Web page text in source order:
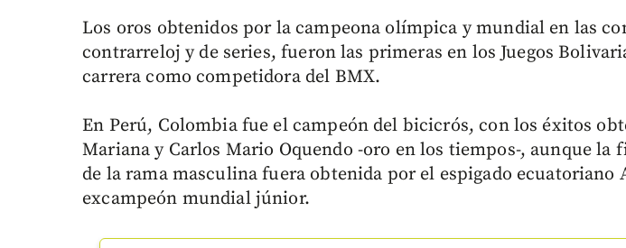
Los oros obtenidos por la campeona olímpica y mundial en las
contrarreloj y de series, fueron las primeras en los Juegos
carrera como competidora del BMX.
En Perú, Colombia fue el campeón del bicicrós, con los éxitos
Mariana y Carlos Mario Oquendo -oro en los tiempos-, aunque la
de la rama masculina fuera obtenida por el espigado ecuatoriano
excampeón mundial júnior.